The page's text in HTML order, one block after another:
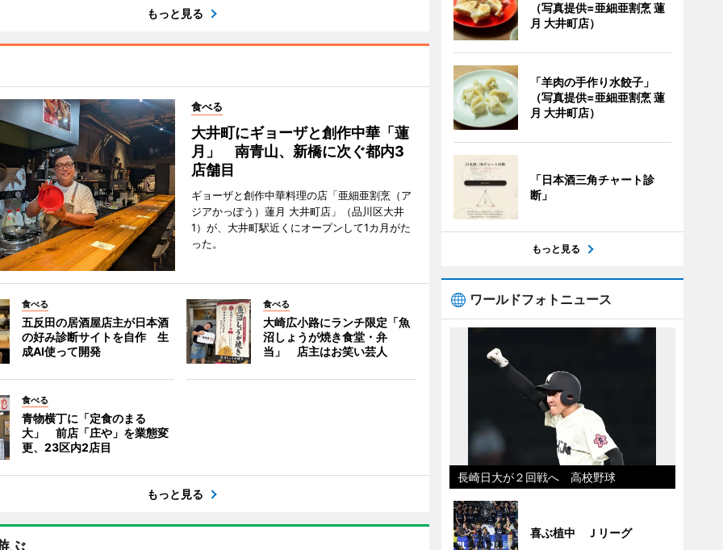
もっと見る
食べる
大井町にギョーザと創作中華「蓮
月」 南青山、新橋に次ぐ都内3
店舗目
ギョーザと創作中華料理の店「亜細亜割烹（ア
ジアかっぽう）蓮月 大井町店」（品川区大井
1）が、大井町駅近くにオープンして1カ月がた
った。
食べる
五反田の居酒屋店主が日本酒
の好み診断サイトを自作 生
成AI使って開発
食べる
大崎広小路にランチ限定「魚
沼しょうが焼き食堂・弁
当」 店主はお笑い芸人
食べる
青物横丁に「定食のまる
大」 前店「庄や」を業態変
更、23区内2店目
もっと見る
（写真提供=亜細亜割烹 蓮
月 大井町店）
「羊肉の手作り水餃子」
（写真提供=亜細亜割烹 蓮
月 大井町店）
「日本酒三角チャート診
断」
もっと見る
ワールドフォトニュース
長崎日大が２回戦へ 高校野球
喜ぶ植中 Ｊリーグ